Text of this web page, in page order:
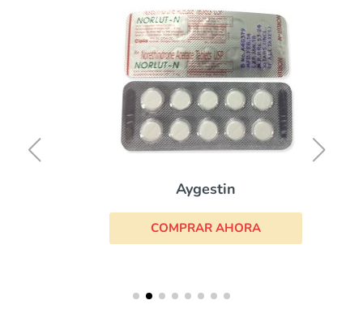
Aygestin
COMPRAR AHORA